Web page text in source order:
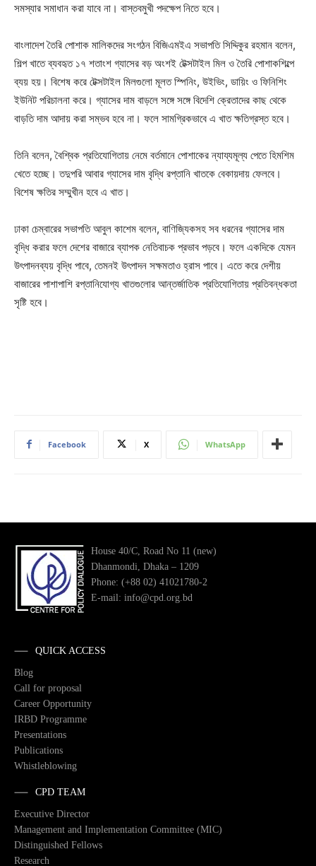
সমস্যার সমাধান করা যাবে না। বাস্তবমুখী পদক্ষেপ নিতে হবে।
বাংলাদেশ তৈরি পোশাক মালিকদের সংগঠন বিজিএমইএ সভাপতি সিদ্দিকুর রহমান বলেন,
শিল্প খাতে ব্যবহৃত ১৭ শতাংশ গ্যাসের বড় অংশই টেক্সটাইল মিল ও তৈরি পোশাকশিল্পে
ব্যয় হয়। বিশেষ করে টেক্সটাইল মিলগুলো মূলত স্পিনিং, উইভিং, ডায়িং ও ফিনিশিং
ইউনিট পরিচালনা করে। গ্যাসের দাম বাড়লে সঙ্গে সঙ্গে বিদেশি ক্রেতাদের কাছ থেকে
বাড়তি দাম আদায় করা সম্ভব হবে না। ফলে সামগ্রিকভাবে এ খাত ক্ষতিগ্রস্ত হবে।
তিনি বলেন, বৈশ্বিক প্রতিযোগিতায় নেমে বর্তমানে পোশাকের ন্যায্যমূল্য পেতে হিমশিম
খেতে হচ্ছে। তদুপরি আবার গ্যাসের দাম বৃদ্ধি রপ্তানি খাতকে বেকায়দায় ফেলবে।
বিশেষ ক্ষতির সম্মুখীন হবে এ খাত।
ঢাকা চেম্বারের সভাপতি আবুল কাশেম বলেন, বাণিজ্যিকসহ সব ধরনের গ্যাসের দাম
বৃদ্ধি করার ফলে দেশের বাজারে ব্যাপক নেতিবাচক প্রভাব পড়বে। ফলে একদিকে যেমন
উৎপাদনব্যয় বৃদ্ধি পাবে, তেমনই উৎপাদন সক্ষমতাও হ্রাস পাবে। এতে করে দেশীয়
বাজারের পাশাপাশি রপ্তানিযোগ্য খাতগুলোর আন্তর্জাতিক প্রতিযোগিতায় প্রতিবন্ধকতা
সৃষ্টি হবে।
Facebook X WhatsApp
House 40/C, Road No 11 (new)
Dhanmondi, Dhaka – 1209
Phone: (+88 02) 41021780-2
E-mail: info@cpd.org.bd
QUICK ACCESS
Blog
Call for proposal
Career Opportunity
IRBD Programme
Presentations
Publications
Whistleblowing
CPD TEAM
Executive Director
Management and Implementation Committee (MIC)
Distinguished Fellows
Research